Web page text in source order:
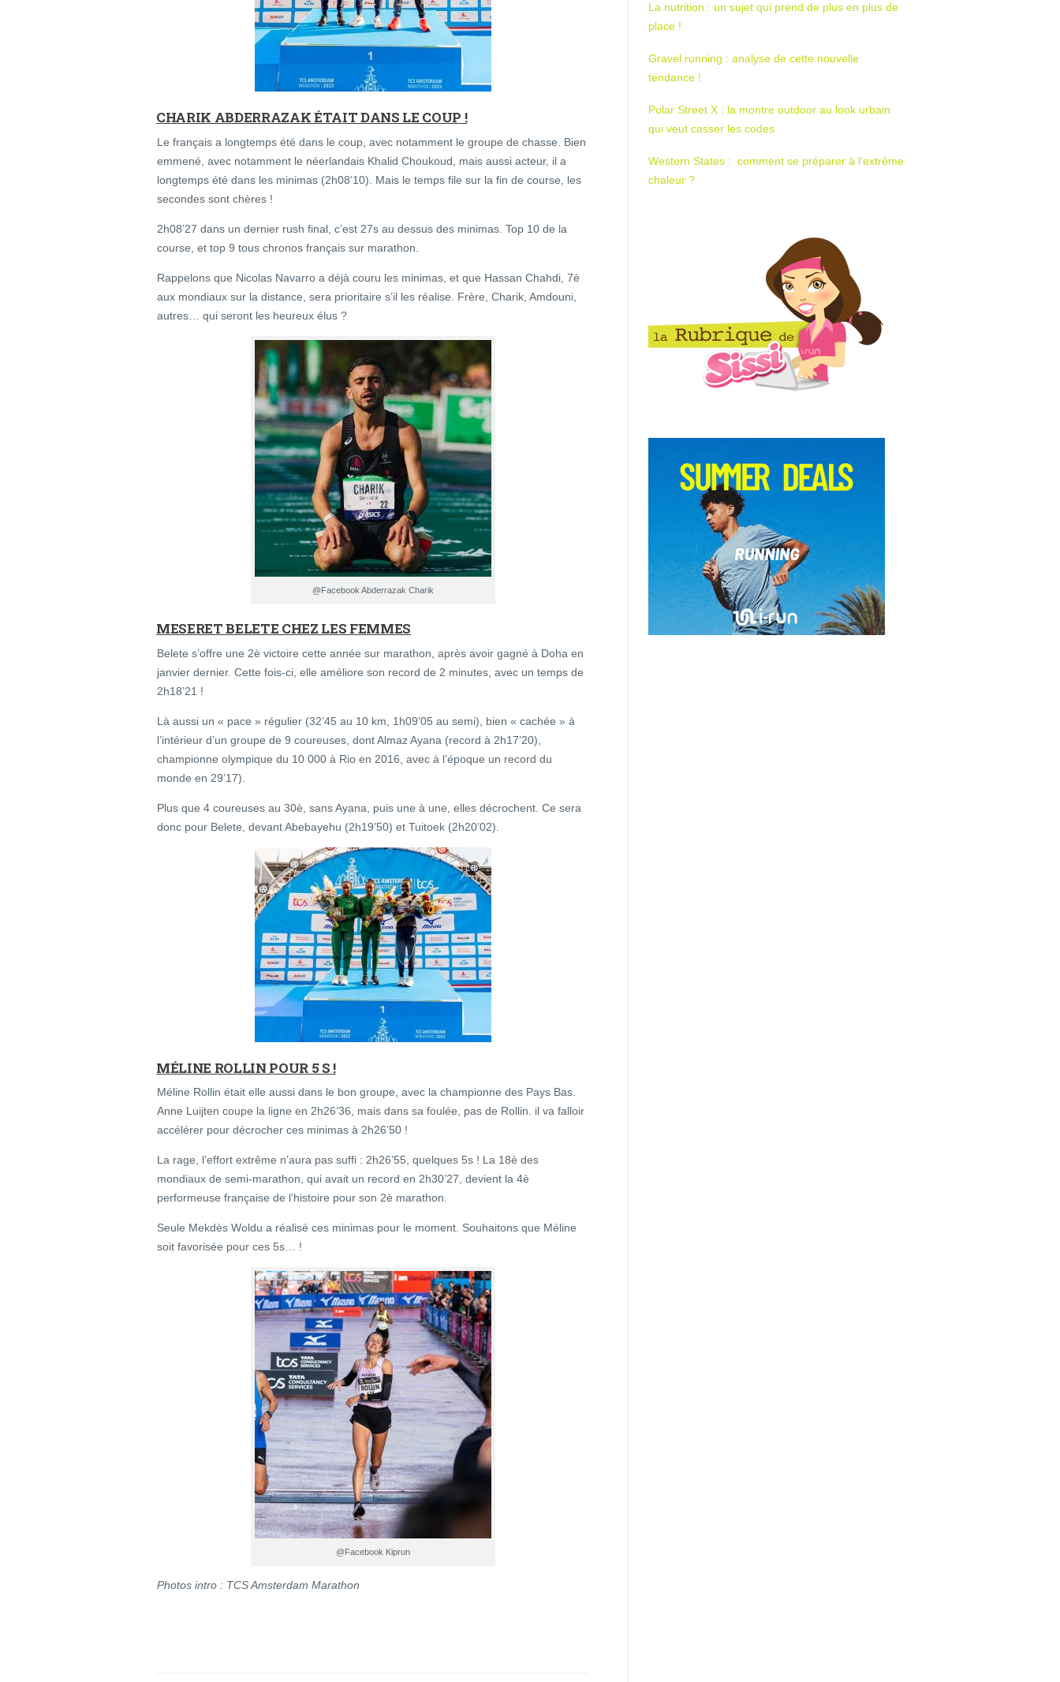
CHARIK ABDERRAZAK ÉTAIT DANS LE COUP !
Le français a longtemps été dans le coup, avec notamment le groupe de chasse. Bien
emmené, avec notamment le néerlandais Khalid Choukoud, mais aussi acteur, il a
longtemps été dans les minimas (2h08’10). Mais le temps file sur la fin de course, les
secondes sont chères !
2h08’27 dans un dernier rush final, c’est 27s au dessus des minimas. Top 10 de la
course, et top 9 tous chronos français sur marathon.
Rappelons que Nicolas Navarro a déjà couru les minimas, et que Hassan Chahdi, 7è
aux mondiaux sur la distance, sera prioritaire s’il les réalise. Frère, Charik, Amdouni,
autres… qui seront les heureux élus ?
@Facebook Abderrazak Charik
MESERET BELETE CHEZ LES FEMMES
Belete s’offre une 2è victoire cette année sur marathon, après avoir gagné à Doha en
janvier dernier. Cette fois-ci, elle améliore son record de 2 minutes, avec un temps de
2h18’21 !
Là aussi un « pace » régulier (32’45 au 10 km, 1h09’05 au semi), bien « cachée » à
l’intérieur d’un groupe de 9 coureuses, dont Almaz Ayana (record à 2h17’20),
championne olympique du 10 000 à Rio en 2016, avec à l’époque un record du
monde en 29’17).
Plus que 4 coureuses au 30è, sans Ayana, puis une à une, elles décrochent. Ce sera
donc pour Belete, devant Abebayehu (2h19’50) et Tuitoek (2h20’02).
MÉLINE ROLLIN POUR 5 S !
Méline Rollin était elle aussi dans le bon groupe, avec la championne des Pays Bas.
Anne Luijten coupe la ligne en 2h26’36, mais dans sa foulée, pas de Rollin. il va falloir
accélérer pour décrocher ces minimas à 2h26’50 !
La rage, l’effort extrême n’aura pas suffi : 2h26’55, quelques 5s ! La 18è des
mondiaux de semi-marathon, qui avait un record en 2h30’27, devient la 4è
performeuse française de l’histoire pour son 2è marathon.
Seule Mekdès Woldu a réalisé ces minimas pour le moment. Souhaitons que Méline
soit favorisée pour ces 5s… !
@Facebook Kiprun
Photos intro : TCS Amsterdam Marathon
La nutrition : un sujet qui prend de plus en plus de
place !
Gravel running : analyse de cette nouvelle
tendance !
Polar Street X : la montre outdoor au look urbain
qui veut casser les codes
Western States : comment se préparer à l’extrême
chaleur ?